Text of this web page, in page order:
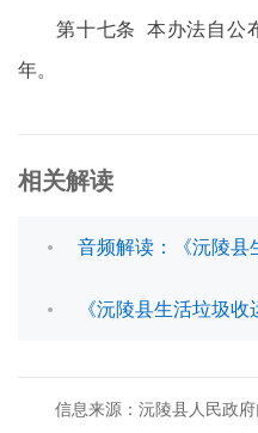
第十七条 本办法自公
年。
相关解读
《沅陵县生活垃圾
信息来源：沅陵县人民政